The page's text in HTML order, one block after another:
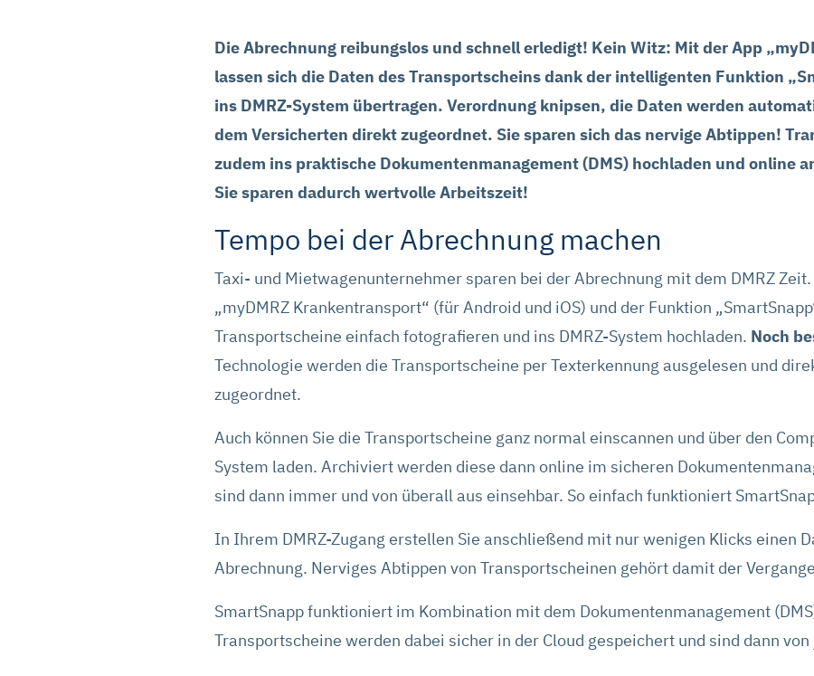
Die Abrechnung reibungslos und schnell erledigt! Kein Witz: Mit der App
lassen sich die Daten des Transportscheins dank der intelligenten Funktion
ins DMRZ-System übertragen. Verordnung knipsen, die Daten werden
dem Versicherten direkt zugeordnet. Sie sparen sich das nervige Abtippen!
zudem ins praktische Dokumentenmanagement (DMS) hochladen und online
Sie sparen dadurch wertvolle Arbeitszeit!
Tempo bei der Abrechnung machen
Taxi- und Mietwagenunternehmer sparen bei der Abrechnung mit dem DMRZ
„myDMRZ Krankentransport“ (für Android und iOS) und der Funktion
Transportscheine einfach fotografieren und ins DMRZ-System hochladen. Noch
Technologie werden die Transportscheine per Texterkennung ausgelesen und
zugeordnet.
Auch können Sie die Transportscheine ganz normal einscannen und über den
System laden. Archiviert werden diese dann online im sicheren
sind dann immer und von überall aus einsehbar. So einfach funktioniert
In Ihrem DMRZ-Zugang erstellen Sie anschließend mit nur wenigen Klicks einen
Abrechnung. Nerviges Abtippen von Transportscheinen gehört damit der
SmartSnapp funktioniert im Kombination mit dem Dokumentenmanagement
Transportscheine werden dabei sicher in der Cloud gespeichert und sind dann